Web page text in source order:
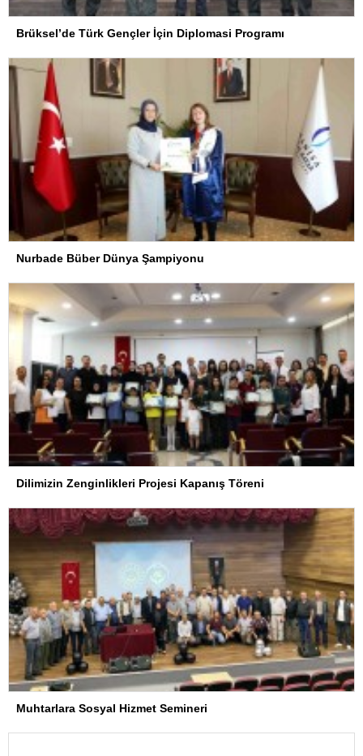
Brüksel’de Türk Gençler İçin Diplomasi Programı
Nurbade Büber Dünya Şampiyonu
Dilimizin Zenginlikleri Projesi Kapanış Töreni
Muhtarlara Sosyal Hizmet Semineri